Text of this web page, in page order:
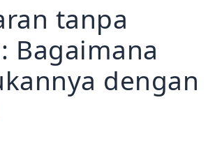
tanpa
Bagaimana
dengan